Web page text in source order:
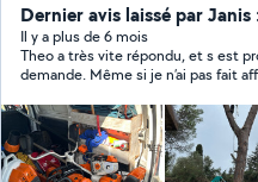
Dernier avis laissé par
Il y a plus de 6 mois
Theo a très vite répondu, et s est
demande. Même si je n’ai pas fait